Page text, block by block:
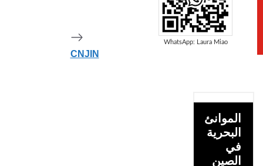
WhatsApp: Laura Miao
CNHPU
CNJIN
الموانئ
البحرية
في
الصين